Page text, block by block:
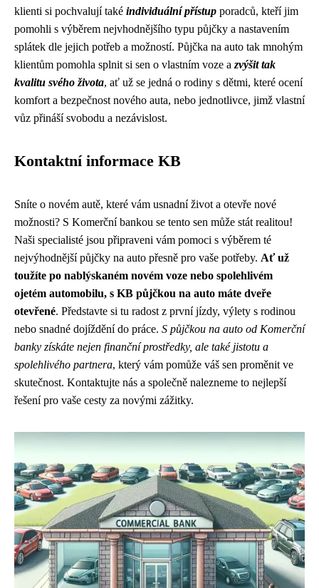
klienti si pochvalují také individuální přístup poradců, kteří jim
pomohli s výběrem nejvhodnějšího typu půjčky a nastavením
splátek dle jejich potřeb a možností. Půjčka na auto tak mnohým
klientům pomohla splnit si sen o vlastním voze a zvýšit tak
kvalitu svého života, ať už se jedná o rodiny s dětmi, které ocení
komfort a bezpečnost nového auta, nebo jednotlivce, jimž vlastní
vůz přináší svobodu a nezávislost.
Kontaktní informace KB
Sníte o novém autě, které vám usnadní život a otevře nové
možnosti? S Komerční bankou se tento sen může stát realitou!
Naši specialisté jsou připraveni vám pomoci s výběrem té
nejvýhodnější půjčky na auto přesně pro vaše potřeby. Ať už
toužíte po nablýskaném novém voze nebo spolehlivém
ojetém automobilu, s KB půjčkou na auto máte dveře
otevřené. Představte si tu radost z první jízdy, výlety s rodinou
nebo snadné dojíždění do práce. S půjčkou na auto od Komerční
banky získáte nejen finanční prostředky, ale také jistotu a
spolehlivého partnera, který vám pomůže váš sen proměnit ve
skutečnost. Kontaktujte nás a společně nalezneme to nejlepší
řešení pro vaše cesty za novými zážitky.